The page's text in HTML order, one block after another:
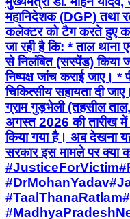
महानिदेशक (DGP) तथा
कलेक्टर को टैग करते हुए
जा रही है कि: * ताल थाना
से निलंबित (सस्पेंड) किया
निष्पक्ष जांच कराई जाए।
चिकित्सीय सहायता दी
ग्राम गुड़भेली (तहसील
अगस्त 2026 की तारीख में
किया गया है। अब देखना
सरकार इस मामले पर क्या
#JusticeForVictim
#DrMohanYadav
#TaalThanaRatlam